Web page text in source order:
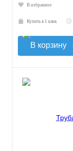
В избранное
Купить в 1 клик